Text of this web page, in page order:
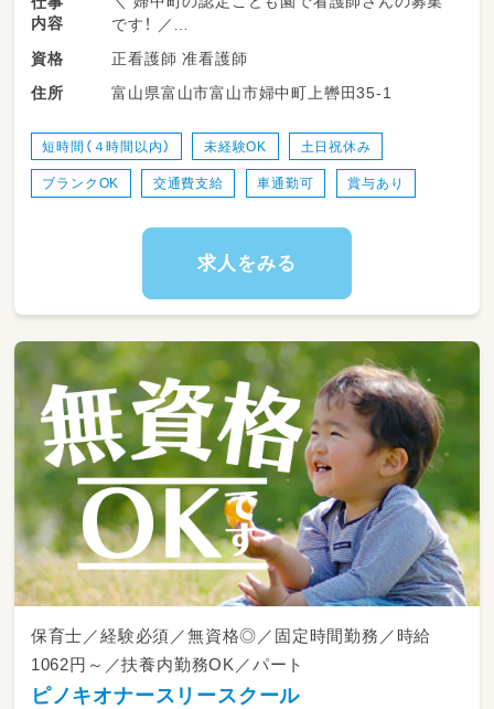
内容
です！ ／
◎人気の保育園看護師の募集
◎日勤固定の勤務でプライベートもしっかり
＝＝＝＝＝＝＝＝＝＝＝＝＝＝＝＝＝＝＝＝＝
＝＝＝＝
●勤務時間
9:00～16:00
●お仕事内容
◇園児の健康管理
◇健診の際の補助や、データ作成
◇体調不良やケガをした子の対応
◇ 乳児(0～2歳児)クラスの保育補助 など
＝＝＝＝＝＝＝＝＝＝＝＝＝＝＝＝＝＝＝＝＝
＝＝＝＝＝
めったに求人が出ない＆看護師募集で、今がチ
ャンス！
見学だけでもOKです♪
資格
正看護師 准看護師
住所
富山県富山市富山市婦中町上轡田35-1
短時間（４時間以内） 未経験OK 土日祝休み
ブランクOK 交通費支給 車通勤可 賞与あり
求人をみる
保育士／経験必須／無資格◎／固定時間勤務／時給
1062円～／扶養内勤務OK／パート
ピノキオナースリースクール